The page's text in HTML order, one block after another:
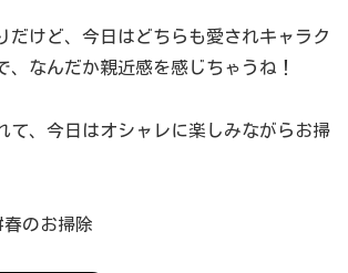
だけど、今日はどちらも愛されキャラク
、なんだか親近感を感じちゃうね！
て、今日はオシャレに楽しみながらお掃
のお掃除